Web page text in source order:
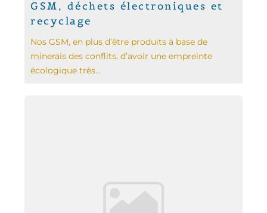
GSM, déchets électroniques et
recyclage
Nos GSM, en plus d’être produits à base de
minerais des conflits, d’avoir une empreinte
écologique très...